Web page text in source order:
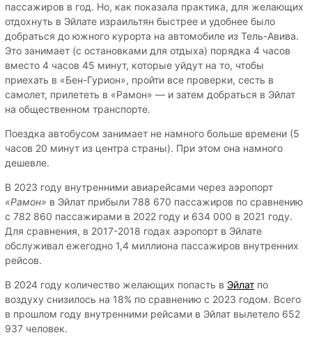
пассажиров в год. Но, как показала практика, для желающих
отдохнуть в Эйлате израильтян быстрее и удобнее было
добраться до южного курорта на автомобиле из Тель-Авива.
Это занимает (с остановками для отдыха) порядка 4 часов
вместо 4 часов 45 минут, которые уйдут на то, чтобы
приехать в «Бен-Гурион», пройти все проверки, сесть в
самолет, прилететь в «Рамон» — и затем добраться в Эйлат
на общественном транспорте.
Поездка автобусом занимает не намного больше времени (5
часов 20 минут из центра страны). При этом она намного
дешевле.
В 2023 году внутренними авиарейсами через аэропорт
«Рамон» в Эйлат прибыли 788 670 пассажиров по сравнению
с 782 860 пассажирами в 2022 году и 634 000 в 2021 году.
Для сравнения, в 2017-2018 годах аэропорт в Эйлате
обслуживал ежегодно 1,4 миллиона пассажиров внутренних
рейсов.
В 2024 году количество желающих попасть в Эйлат по
воздуху снизилось на 18% по сравнению с 2023 годом. Всего
в прошлом году внутренними рейсами в Эйлат вылетело 652
937 человек.